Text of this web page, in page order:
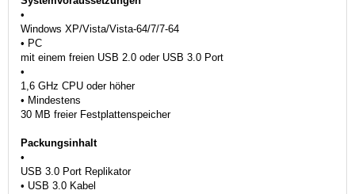
•
Windows XP/Vista/Vista-64/7/7-64
• PC
mit einem freien USB 2.0 oder USB 3.0 Port
•
1,6 GHz CPU oder höher
• Mindestens
30 MB freier Festplattenspeicher
Packungsinhalt
•
USB 3.0 Port Replikator
• USB 3.0 Kabel